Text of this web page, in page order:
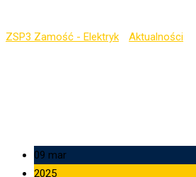
ZSP3 Zamość - Elektryk Aktualności
09 mar
2025